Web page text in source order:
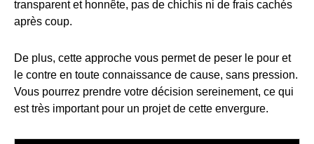
transparent et honnête, pas de chichis ni de frais cachés
après coup.
De plus, cette approche vous permet de peser le pour et
le contre en toute connaissance de cause, sans pression.
Vous pourrez prendre votre décision sereinement, ce qui
est très important pour un projet de cette envergure.